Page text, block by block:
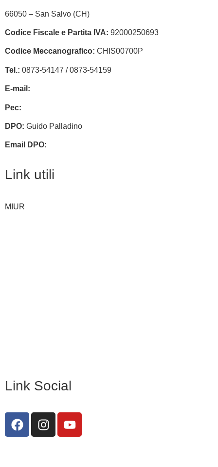
66050 – San Salvo (CH)
Codice Fiscale e Partita IVA: 92000250693
Codice Meccanografico: CHIS00700P
Tel.: 0873-54147 /0873-54159
E-mail:
Pec:
DPO: Guido Palladino
Email DPO:
Link utili
MIUR
Link Social